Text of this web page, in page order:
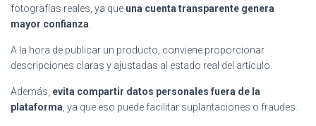
fotografías reales, ya que una cuenta transparente genera
mayor confianza
A la hora de publicar un producto, conviene proporcionar
descripciones claras y ajustadas al estado real del artículo.
Además, evita compartir datos personales fuera de la
plataforma , ya que eso puede facilitar suplantaciones o fraudes.